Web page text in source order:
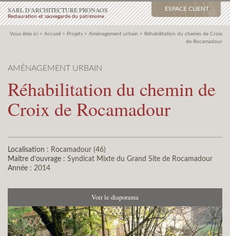
ESPACE CLIENT
SARL D’ARCHITECTURE PRONAOS
Restauration et sauvegarde du patrimoine
Vous êtes ici > Accueil > Projets > Aménagement urbain > Réhabilitation du chemin de Croix
de Rocamadour
AMÉNAGEMENT URBAIN
Réhabilitation du chemin de
Croix de Rocamadour
Localisation : Rocamadour (46)
Maître d’ouvrage : Syndicat Mixte du Grand Site de Rocamadour
Année : 2014
Voir le diaporama